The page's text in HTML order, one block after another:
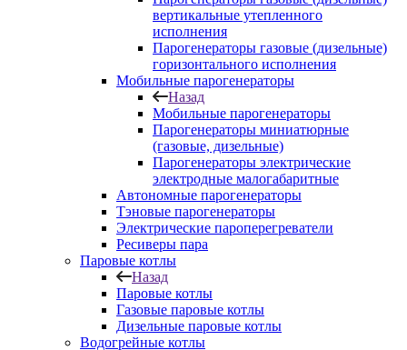
вертикальные утепленного
исполнения
Парогенераторы газовые (дизельные)
горизонтального исполнения
Мобильные парогенераторы
Назад
Мобильные парогенераторы
Парогенераторы миниатюрные
(газовые, дизельные)
Парогенераторы электрические
электродные малогабаритные
Автономные парогенераторы
Тэновые парогенераторы
Электрические пароперегреватели
Ресиверы пара
Паровые котлы
Назад
Паровые котлы
Газовые паровые котлы
Дизельные паровые котлы
Водогрейные котлы